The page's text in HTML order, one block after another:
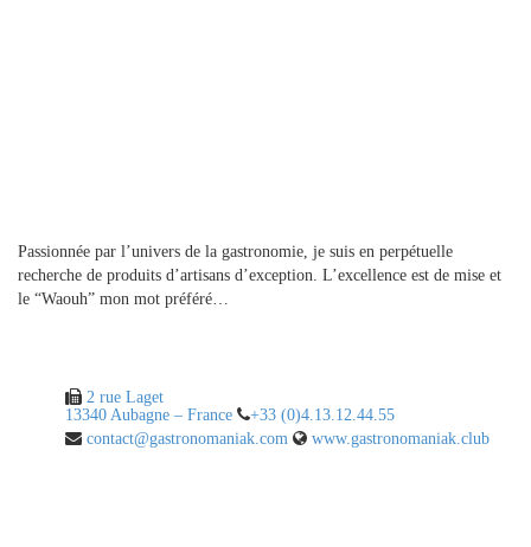
Passionnée par l’univers de la gastronomie, je suis en perpétuelle
recherche de produits d’artisans d’exception. L’excellence est de mise et
le “Waouh” mon mot préféré…
2 rue Laget
13340 Aubagne – France
+33 (0)4.13.12.44.55
contact@gastronomaniak.com
www.gastronomaniak.club